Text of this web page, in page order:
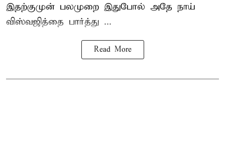
இதற்குமுன் பலமுறை இதுபோல் அதே நாய்
விஸ்வஜித்தை பார்த்து ...
Read More